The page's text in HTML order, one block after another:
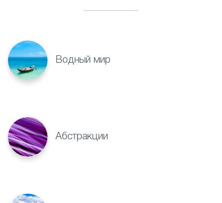
Водный мир
Абстракции